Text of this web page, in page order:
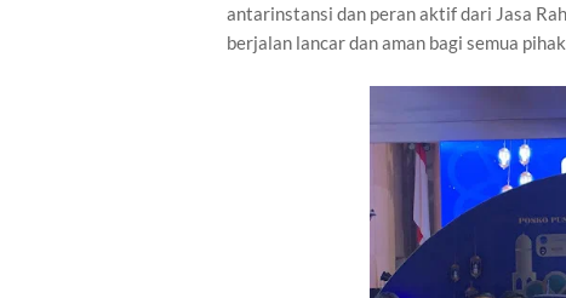
antarinstansi dan peran aktif dari Jasa
berjalan lancar dan aman bagi semua